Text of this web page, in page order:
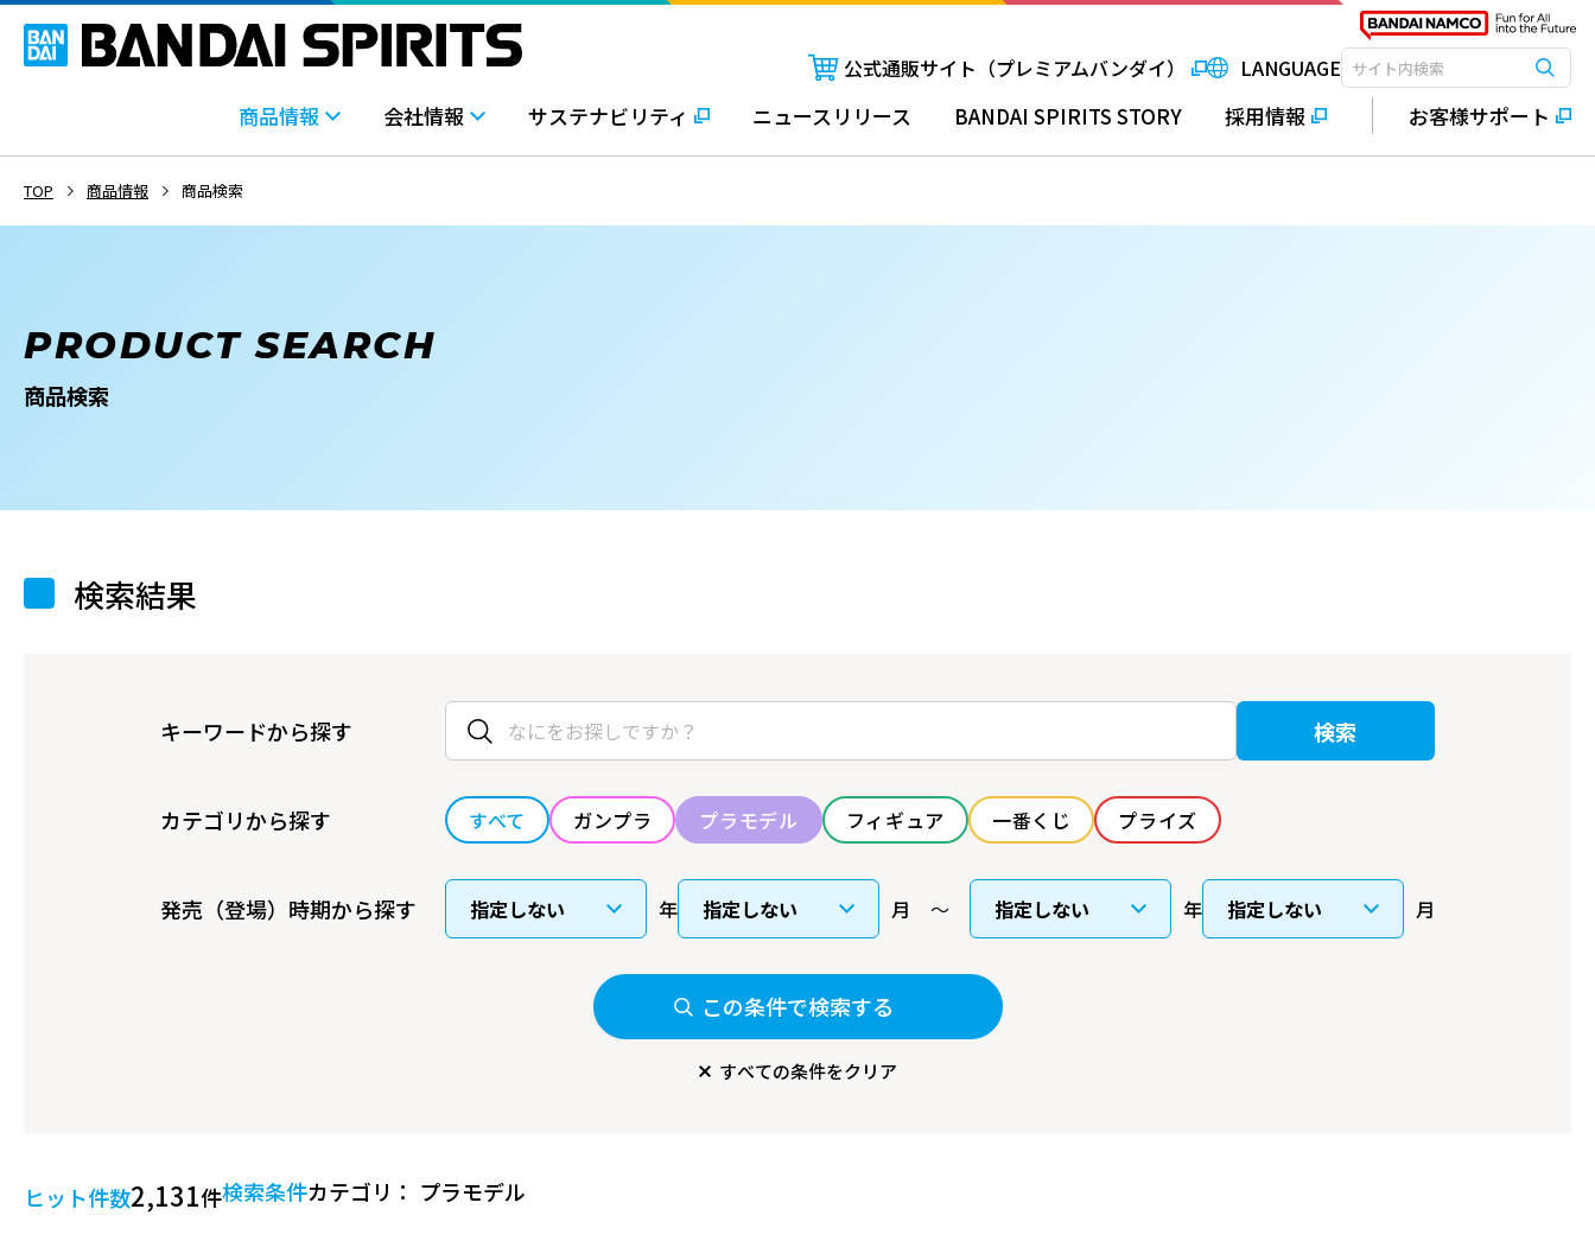
公式通販サイト（プレミアムバンダイ） LANGUAGE検索キーワード入力 検索
商品情報 会社情報 サステナビリティ ニュースリリース BANDAI SPIRITS STORY 採用情報 お客様サポート
TOP 商品情報 商品検索
PRODUCT SEARCH
商品検索
検索結果
キーワードから探す 検索
カテゴリから探す すべて ガンプラ プラモデル フィギュア 一番くじ プライズ
発売（登場）時期から探す 年 月 年 月
この条件で検索する
すべての条件をクリア
ヒット件数2,131件検索条件カテゴリ： プラモデル